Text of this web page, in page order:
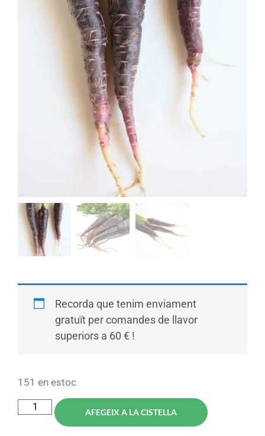
Recorda que tenim enviament
gratuït per comandes de llavor
superiors a 60 € !
151 en estoc
AFEGEIX A LA CISTELLA